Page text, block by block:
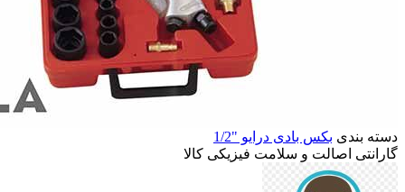
دسته بندی بکس بادی درایو "1/2
گارانتی اصالت و سلامت فیزیکی کالا